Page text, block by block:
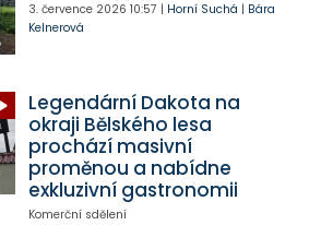
3. července 2026 10:57 | Horní Suchá | Bára
Kelnerová
Legendární Dakota na
okraji Bělského lesa
prochází masivní
proměnou a nabídne
exkluzivní gastronomii
Komerční sdělení